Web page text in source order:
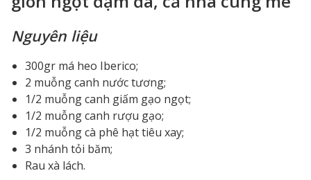
Nguyên liệu
300gr má heo Iberico;
2 muỗng canh nước tương;
1/2 muỗng canh giấm gạo ngọt;
1/2 muỗng canh rượu gạo;
1/2 muỗng cà phê hạt tiêu xay;
3 nhánh tỏi băm;
Rau xà lách.